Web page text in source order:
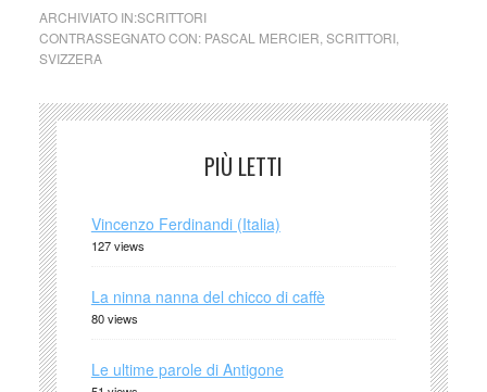
ARCHIVIATO IN:SCRITTORI
CONTRASSEGNATO CON: PASCAL MERCIER SCRITTORI,
SVIZZERA
PIÙ LETTI
Vincenzo Ferdinandi (Italia)
127 views
La ninna nanna del chicco di caffè
80 views
Le ultime parole di Antigone